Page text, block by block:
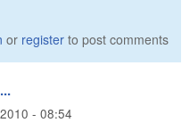
or register to post comments
- 08:54